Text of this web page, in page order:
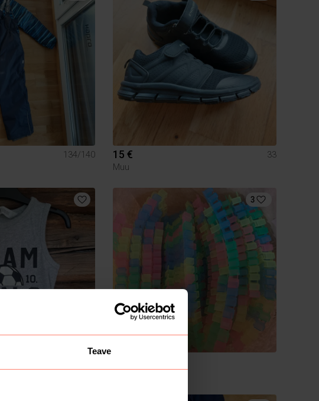
Teave
134/140
15 €
33
Muu
3